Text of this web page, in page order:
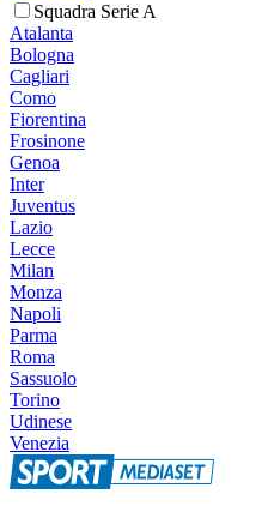
Squadra Serie A
Atalanta
Bologna
Cagliari
Como
Fiorentina
Frosinone
Genoa
Inter
Juventus
Lazio
Lecce
Milan
Monza
Napoli
Parma
Roma
Sassuolo
Torino
Udinese
Venezia